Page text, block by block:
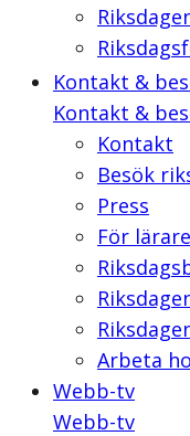
Kontakt &
Kontakt &
Kontakt
Besök
Press
För lärare
Arbeta
Webb-tv
Webb-tv